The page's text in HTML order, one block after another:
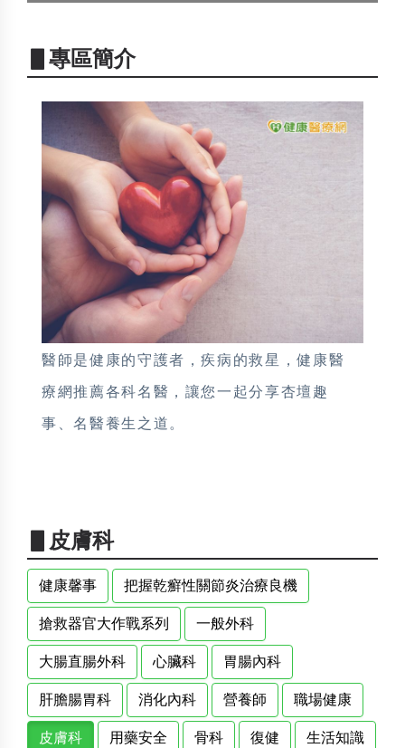
▋專區簡介
醫師是健康的守護者，疾病的救星，健康醫
療網推薦各科名醫，讓您一起分享杏壇趣
事、名醫養生之道。
▋皮膚科
健康馨事 把握乾癬性關節炎治療良機
搶救器官大作戰系列 一般外科
大腸直腸外科 心臟科 胃腸內科
肝膽腸胃科 消化內科 營養師 職場健康
皮膚科 用藥安全 骨科 復健 生活知識